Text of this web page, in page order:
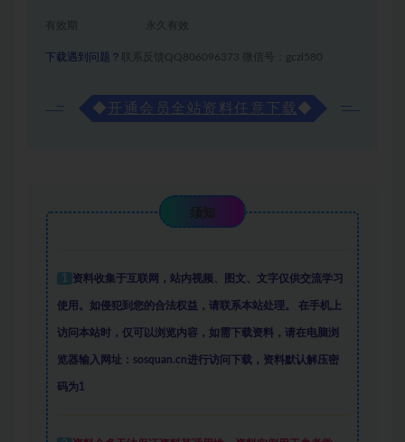
有效期 永久有效
下载遇到问题？ 联系反馈QQ806096373 微信号：gczl580
◆ 开通会员全站资料任意下载◆
须知
1 资料收集于互联网 ， 站内视频、图文、文字仅供交流学习
使用。如侵犯到您的合法权益，请联系本站处理。 在手机上
访问本站时，仅可以浏览内容，如需下载资料，请在电脑浏
览器输入网址：sosquan.cn进行访问下载， 资料默认解压密
码为1